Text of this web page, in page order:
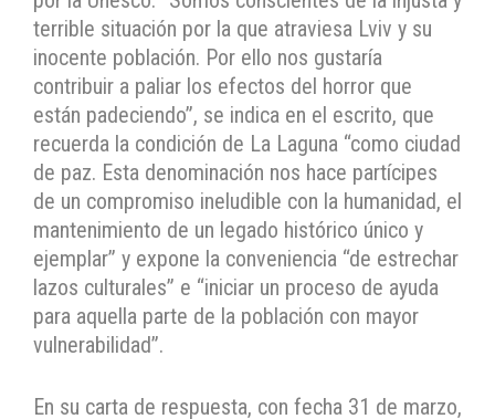
terrible situación por la que atraviesa Lviv y su
inocente población. Por ello nos gustaría
contribuir a paliar los efectos del horror que
están padeciendo”, se indica en el escrito, que
recuerda la condición de La Laguna “como ciudad
de paz. Esta denominación nos hace partícipes
de un compromiso ineludible con la humanidad, el
mantenimiento de un legado histórico único y
ejemplar” y expone la conveniencia “de estrechar
lazos culturales” e “iniciar un proceso de ayuda
para aquella parte de la población con mayor
vulnerabilidad”.
En su carta de respuesta, con fecha 31 de marzo,